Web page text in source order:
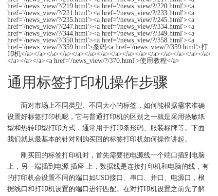
通用标签打印机操作步骤
面对市场上不同类型、不同大小的标签 ，如何能根据需求准确
设置好标签打印机呢，它与普通打印机的区别之一就是采用热敏纸
型和热转印型打印方式，通常用于打印条形码、服装标牌等。下面
我们就从最基本的针对刚购买回的标签打印机如何操作讲起。
刚买回的标签打印机时，首先需要把电源线一个端口插到电脑
上，另一端插到电源 插座 上，数据线是连接打印机和电脑的线，有
的打印机会设置不同的端口如USD接口、串口、并口、电源口，根
据线口和打印机设置的端口进行匹配。在对打印机设置之前先了解